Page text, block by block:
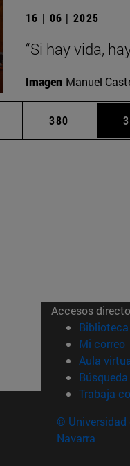
16 | 06 | 2025
“Si hay vida,
Imagen Manuel
Páginas intermedias Use
Página
380
Accesos
Biblioteca
Mi correo
Aula
Trabaja
© Universidad
Navarra